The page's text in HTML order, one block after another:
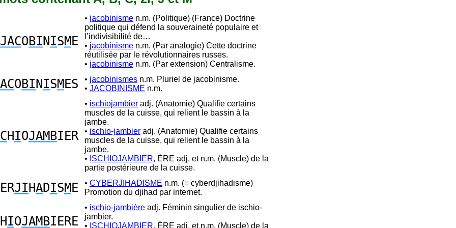
JACOBI NISM E
• jacobinisme n.m. (Politique) (France) Doctrine
politique qui défend la souveraineté populaire et
l’indivisibilité de…
• jacobinisme n.m. (Par analogie) Cette doctrine
réutilisée par le révolutionnaires russes.
• jacobinisme n.m. (Par extension) Centralisme.
OBI NISM ES • jacobinismes n.m. Pluriel de jacobinisme.
• JACOBINISME n.m.
CHIOJAMBIER
• ischiojambier adj. (Anatomie) Qualifie certains
muscles de la cuisse, qui relient le bassin à la
jambe.
• ischio-jambier adj. (Anatomie) Qualifie certains
muscles de la cuisse, qui relient le bassin à la
jambe.
• ISCHIOJAMBIER, ÈRE adj. et n.m. (Muscle) de la
partie postérieure de la cuisse.
ERJI HADISM E • CYBERJIHADISME n.m. (= cyberdjihadisme)
Promotion du djihad par internet.
HIOJAMBIERE
• ischio-jambière adj. Féminin singulier de ischio-
jambier.
• ISCHIOJAMBIER, ÈRE adj. et n.m. (Muscle) de la